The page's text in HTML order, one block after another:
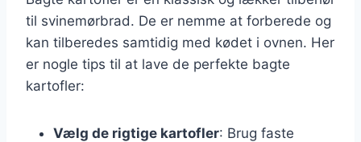
til svinemørbrad. De er nemme at forberede og
kan tilberedes samtidig med kødet i ovnen. Her
er nogle tips til at lave de perfekte bagte
kartofler:
Vælg de rigtige kartofler: Brug faste